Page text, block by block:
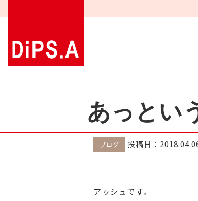
あっとい
ブログ 投稿日：
アッシュです。